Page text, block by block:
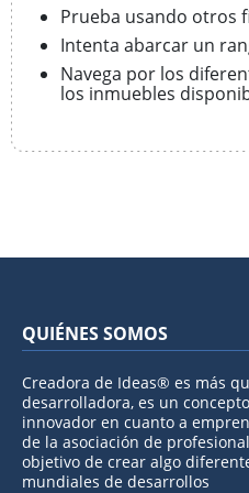
Prueba usando otros
Intenta abarcar un
Navega por los
los inmuebles
QUIÉNES SOMOS
Creadora de Ideas® es más
desarrolladora, es un
innovador en cuanto a
de la asociación de
objetivo de crear algo
mundiales de desarrollos